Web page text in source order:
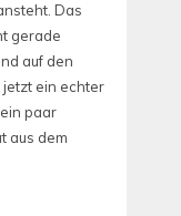
Das
gerade
auf den
jetzt ein echter
paar
aus dem